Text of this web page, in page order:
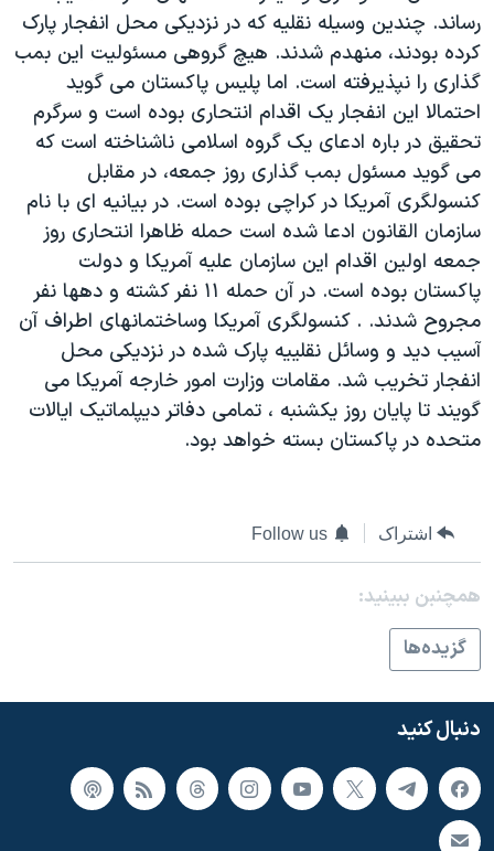
گالری عکس
آرشیو پخش زنده
اعتراضات زن، زندگی، آزادی
مجموعه مستندهای دادخواهی
تریبونال مردمی آبان ۹۸
دادگاه حمید نوری
چهل سال گروگان‌گیری
قانون شفافیت دارائی کادر رهبری ایران
اعتراضات مردمی آبان ۹۸
اسرائیل در جنگ
نرگس محمدی برنده جایزه نوبل صلح
همایش محافظه‌کاران آمریکا «سی‌پک»
زبانهای مختلف
رساند. چندين وسيله نقليه که در نزديکی محل انفجار پارک
کرده بودند، منهدم شدند. هيچ گروهی مسئوليت اين بمب
گذاری را نپذيرفته است. اما پليس پاکستان می گويد
احتمالا اين انفجار يک اقدام انتحاری بوده است و سرگرم
تحقيق در باره ادعای يک گروه اسلامی ناشناخته است که
می گويد مسئول بمب گذاری روز جمعه، در مقابل
کنسولگری آمريکا در کراچی بوده است. در بيانيه ای با نام
سازمان القانون ادعا شده است حمله ظاهرا انتحاری روز
جمعه اولين اقدام اين سازمان عليه آمريکا و دولت
پاکستان بوده است. در آن حمله ۱۱ نفر کشته و دهها نفر
مجروح شدند. . کنسولگری آمريکا وساختمانهای اطراف آن
آسيب ديد و وسائل نقلييه پارک شده در نزديکی محل
انفجار تخريب شد. مقامات وزارت امور خارجه آمريکا می
گويند تا پايان روز يکشنبه ، تمامی دفاتر ديپلماتيک ايالات
متحده در پاکستان بسته خواهد بود.
اشتراک Follow us
همچنبن ببینید:
گزيده‌ها
دنبال کنید